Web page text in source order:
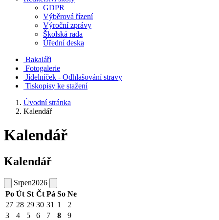
GDPR
Výběrová řízení
Výroční zprávy
Školská rada
Úřední deska
Bakaláři
Fotogalerie
Jídelníček - Odhlašování stravy
Tiskopisy ke stažení
Úvodní stránka
Kalendář
Kalendář
Kalendář
Srpen2026
Po Út St Čt Pá So Ne
27 28 29 30 31 1
2
3
4 5 6 7 8
9